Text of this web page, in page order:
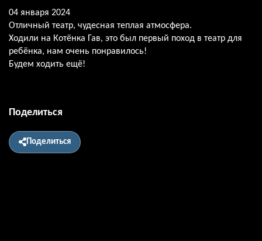
04 января 2024
Отличный театр, чудесная теплая атмосфера.
Ходили на Котёнка Гав, это был первый поход в театр для
ребёнка, нам очень понравилось!
Будем ходить ещё!
Поделиться
Поделиться